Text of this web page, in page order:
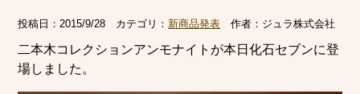
投稿日：2015/9/28 カテゴリ： 新商品発表 作者： ジュラ株式会社
二本木コレクションアンモナイトが本日化石セブンに登
場しました。